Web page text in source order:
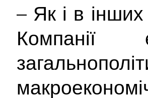
– Як і в інших